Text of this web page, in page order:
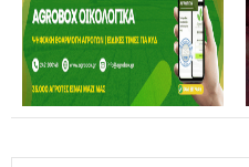
Επίσκεψη